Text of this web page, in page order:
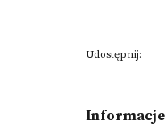
Udostępnij:
Informacje